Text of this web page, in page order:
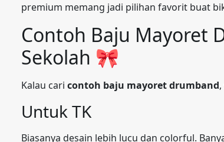
premium memang jadi pilihan favorit buat
Contoh Baju Mayoret
Sekolah 🎀
Kalau cari contoh baju mayoret drumband
Untuk TK
Biasanya desain lebih lucu dan colorful.